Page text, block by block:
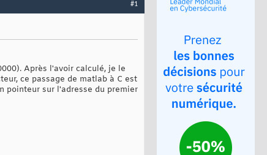
#1
Après l'avoir calculé, je le
ce passage de matlab à C est
pointeur sur l'adresse du premier